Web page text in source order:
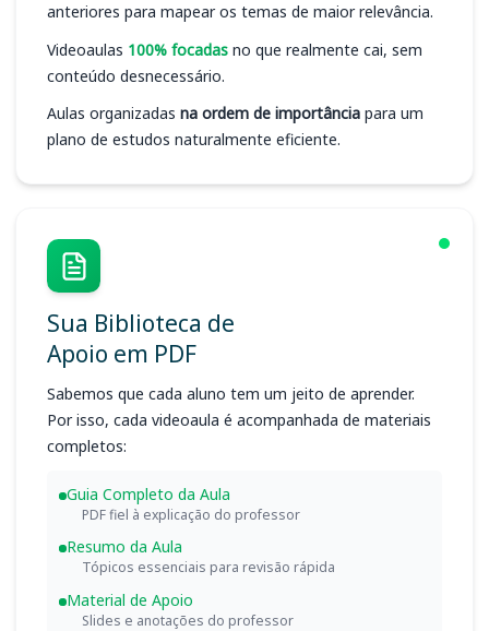
anteriores para mapear os temas de maior relevância.
Videoaulas 100% focadas no que realmente cai, sem
conteúdo desnecessário.
Aulas organizadas na ordem de importância para um
plano de estudos naturalmente eficiente.
Sua Biblioteca de
Apoio em PDF
Sabemos que cada aluno tem um jeito de aprender.
Por isso, cada videoaula é acompanhada de materiais
completos:
Guia Completo da Aula
PDF fiel à explicação do professor
Resumo da Aula
Tópicos essenciais para revisão rápida
Material de Apoio
Slides e anotações do professor